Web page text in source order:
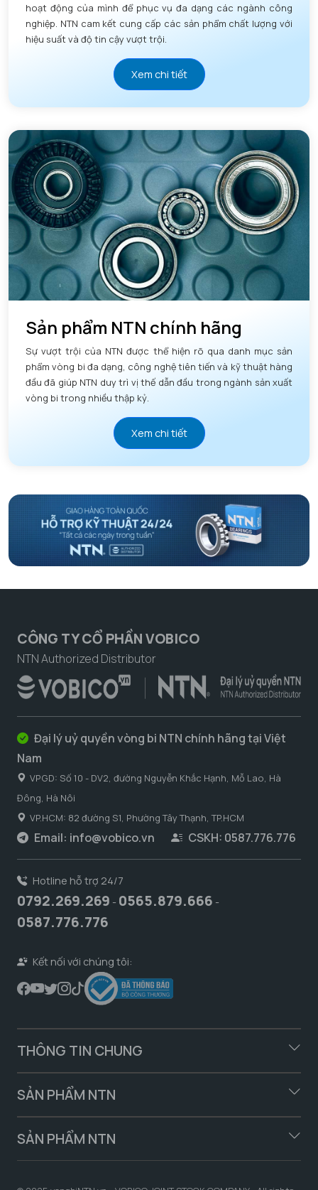
hoạt động của mình để phục vụ đa dạng các ngành công
nghiệp. NTN cam kết cung cấp các sản phẩm chất lượng với
hiệu suất và độ tin cậy vượt trội.
Xem chi tiết
Sản phẩm NTN chính hãng
Sự vượt trội của NTN được thể hiện rõ qua danh mục sản
phẩm vòng bi đa dạng, công nghệ tiên tiến và kỹ thuật hàng
đầu đã giúp NTN duy trì vị thế dẫn đầu trong ngành sản xuất
vòng bi trong nhiều thập kỷ.
Xem chi tiết
CÔNG TY CỔ PHẦN VOBICO
NTN Authorized Distributor
Đại lý uỷ quyền vòng bi NTN chính hãng tại Việt
Nam
VPGD: Số 10 - DV2, đường Nguyễn Khắc Hạnh, Mỗ Lao, Hà
Đông, Hà Nôi
VP.HCM: 82 đường S1, Phường Tây Thạnh, TP.HCM
Email: info@vobico.vn CSKH: 0587.776.776
Hotline hỗ trợ 24/7
0792.269.269 - 0565.879.666 -
0587.776.776
Kết nối với chúng tôi:
THÔNG TIN CHUNG
SẢN PHẨM NTN
SẢN PHẨM NTN